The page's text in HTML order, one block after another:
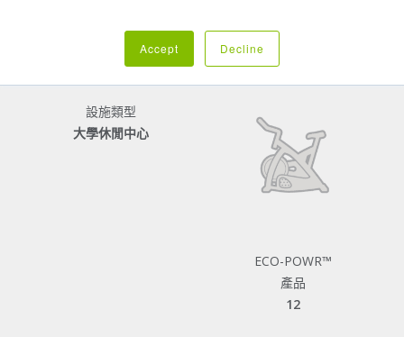
Accept Decline
設施類型
大學休閒中心
ECO-POWR™
產品
12